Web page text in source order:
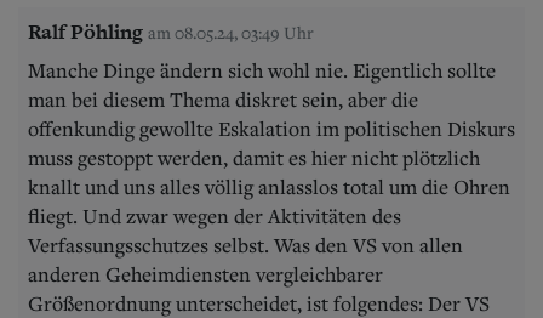
Ralf Pöhling am 08.05.24, 03:49 Uhr
Manche Dinge ändern sich wohl nie. Eigentlich sollte
man bei diesem Thema diskret sein, aber die
offenkundig gewollte Eskalation im politischen Diskurs
muss gestoppt werden, damit es hier nicht plötzlich
knallt und uns alles völlig anlasslos total um die Ohren
fliegt. Und zwar wegen der Aktivitäten des
Verfassungsschutzes selbst. Was den VS von allen
anderen Geheimdiensten vergleichbarer
Größenordnung unterscheidet, ist folgendes: Der VS